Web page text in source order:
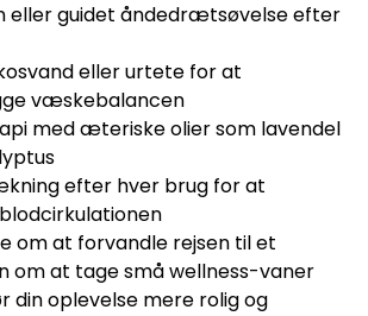
eller guidet åndedrætsøvelse efter
eller urtete for at
væskebalancen
med æteriske olier som lavendel
efter hver brug for at
om at forvandle rejsen til et
om at tage små wellness-vaner
din oplevelse mere rolig og